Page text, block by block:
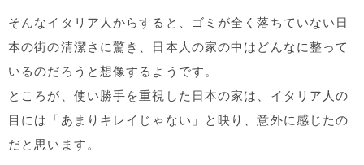
そんなイタリア人からすると、ゴミが全く落ちていない日
本の街の清潔さに驚き、日本人の家の中はどんなに整って
いるのだろうと想像するようです。
ところが、使い勝手を重視した日本の家は、イタリア人の
目には「あまりキレイじゃない」と映り、意外に感じたの
だと思います。